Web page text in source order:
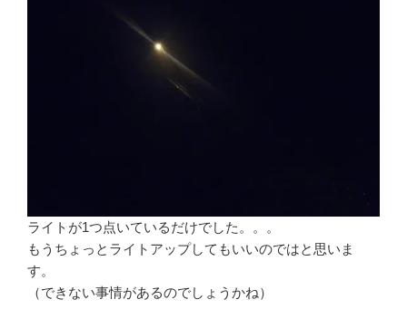
ライトが1つ点いているだけでした。。。
もうちょっとライトアップしてもいいのではと思いま
す。
（できない事情があるのでしょうかね）